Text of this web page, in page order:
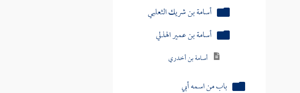
أسامة بن شريك الثعلبي
أسامة بن عمير الهذلي
أسامة بن أخدري
باب من اسمه أبي